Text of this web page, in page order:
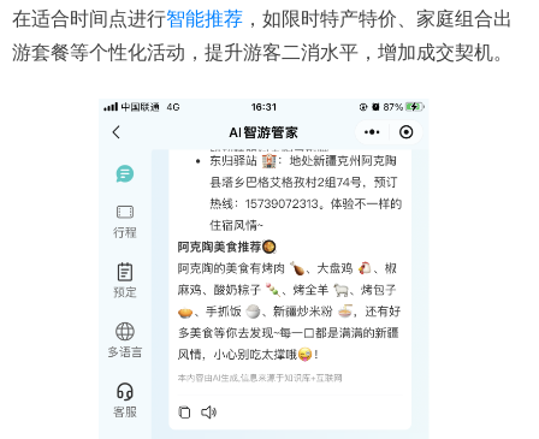
在适合时间点进行智能推荐 ，如限时特产特价、家庭组合出
游套餐等个性化活动，提升游客二消水平，增加成交契机。